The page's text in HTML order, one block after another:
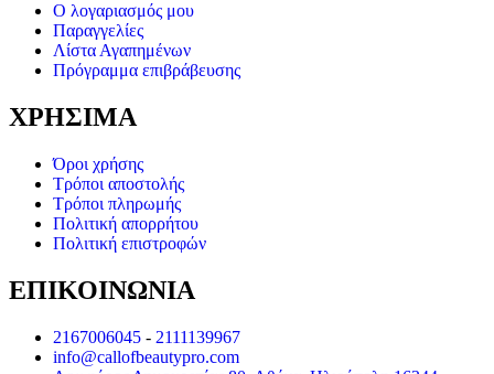
Ο λογαριασμός μου
Παραγγελίες
Λίστα Αγαπημένων
Πρόγραμμα επιβράβευσης
ΧΡΗΣΙΜΑ
Όροι χρήσης
Τρόποι αποστολής
Τρόποι πληρωμής
Πολιτική απορρήτου
Πολιτική επιστροφών
ΕΠΙΚΟΙΝΩΝΙΑ
2167006045 - 2111139967
info@callofbeautypro.com